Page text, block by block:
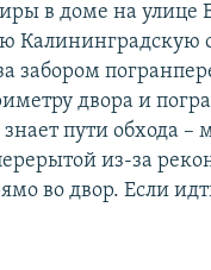
в доме на улице
Калининградскую
забором
двора и
пути обхода
из-за
во двор. Если